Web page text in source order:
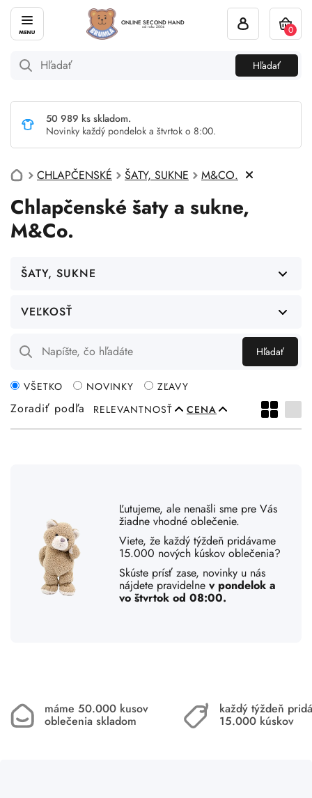
ONLINE SECOND HAND
od roku 2004
Hľadať
0
50 989 ks skladom.
Novinky každý pondelok a štvrtok o 8:00.
CHLAPČENSKÉ ŠATY, SUKNE M&CO.
Chlapčenské šaty a sukne,
M&Co.
ŠATY, SUKNE
VEĽKOSŤ
Hľadať
Zoradiť podľa RELEVANTNOSŤ CENA
VŠETKO NOVINKY ZĽAVY
Ľutujeme, ale nenašli sme pre Vás
žiadne vhodné oblečenie.
Viete, že každý týždeň pridávame
15.000 nových kúskov oblečenia?
Skúste prísť zase, novinky u nás
nájdete pravidelnev pondelok a
vo štvrtok od 08:00.
máme 50.000 kusov
oblečenia skladom
každý týždeň
15.000 kúskov